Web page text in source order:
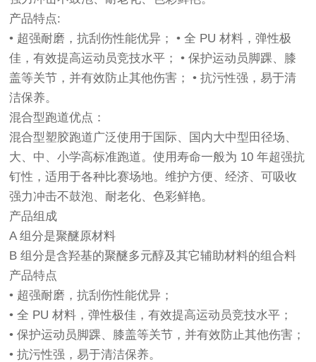
产品特点:
• 超强耐磨，抗刮伤性能优异； • 全 PU 材料，弹性极
佳，有效提高运动员竞技水平； • 保护运动员脚踝、膝
盖等关节，并有效防止其他伤害； • 抗污性强，易于清
洁保养。
混合型跑道优点：
混合型塑胶跑道广泛使用于国际、国内大中型田径场、
大、中、小学高标准跑道。使用寿命一般为 10 年超强抗
钉性，适用于各种比赛场地。维护方便、经济、可吸收
强力冲击不鼓泡、耐老化、色彩鲜艳。
产品组成
A 组分是聚醚原材料
B 组分是含羟基的聚醚多元醇及其它辅助材料的组合料
产品特点
• 超强耐磨，抗刮伤性能优异；
• 全 PU 材料，弹性极佳，有效提高运动员竞技水平；
• 保护运动员脚踝、膝盖等关节，并有效防止其他伤害；
• 抗污性强，易于清洁保养。